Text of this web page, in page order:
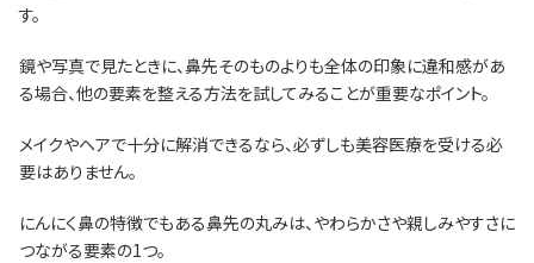
す。
鏡や写真で見たときに、鼻先そのものよりも全体の印象に違和感があ
る場合、他の要素を整える方法を試してみることが重要なポイント。
メイクやヘアで十分に解消できるなら、必ずしも美容医療を受ける必
要はありません。
にんにく鼻の特徴でもある鼻先の丸みは、やわらかさや親しみやすさに
つながる要素の1つ。